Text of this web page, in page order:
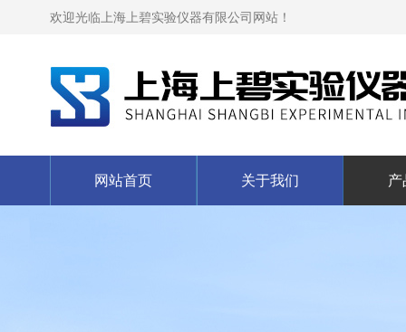
欢迎光临上海上碧实验仪器有限公司网站！
网站首页 关于我们 产